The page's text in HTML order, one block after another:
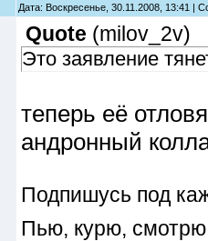
Дата: Воскресенье, 30.11.2008, 13:41 |
Quote (milov_2v)
Это заявление
теперь её
андронный
Подпишусь под
Пью, курю, смотрю